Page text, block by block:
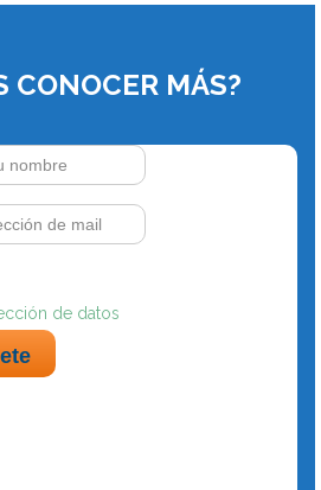
CONOCER MÁS?
de datos